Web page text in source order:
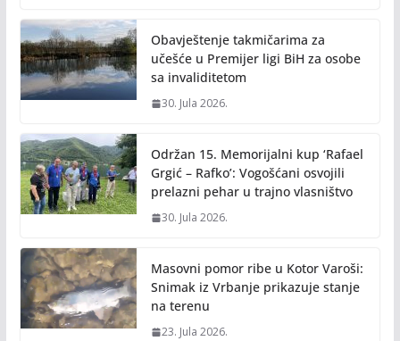
o
k
n
k
Obavještenje takmičarima za
učešće u Premijer ligi BiH za osobe
sa invaliditetom
30. Jula 2026.
Održan 15. Memorijalni kup ‘Rafael
Grgić – Rafko’: Vogošćani osvojili
prelazni pehar u trajno vlasništvo
30. Jula 2026.
Masovni pomor ribe u Kotor Varoši:
Snimak iz Vrbanje prikazuje stanje
na terenu
23. Jula 2026.